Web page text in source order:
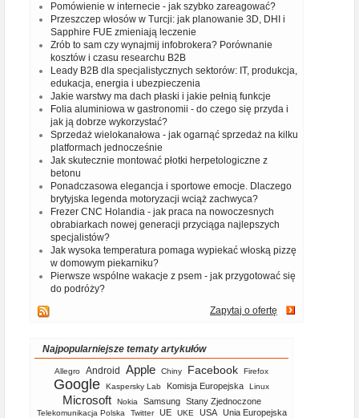
Pomówienie w internecie - jak szybko zareagować?
Przeszczep włosów w Turcji: jak planowanie 3D, DHI i
Sapphire FUE zmieniają leczenie
Zrób to sam czy wynajmij infobrokera? Porównanie
kosztów i czasu researchu B2B
Leady B2B dla specjalistycznych sektorów: IT, produkcja,
edukacja, energia i ubezpieczenia
Jakie warstwy ma dach płaski i jakie pełnią funkcje
Folia aluminiowa w gastronomii - do czego się przyda i
jak ją dobrze wykorzystać?
Sprzedaż wielokanałowa - jak ogarnąć sprzedaż na kilku
platformach jednocześnie
Jak skutecznie montować płotki herpetologiczne z
betonu
Ponadczasowa elegancja i sportowe emocje. Dlaczego
brytyjska legenda motoryzacji wciąż zachwyca?
Frezer CNC Holandia - jak praca na nowoczesnych
obrabiarkach nowej generacji przyciąga najlepszych
specjalistów?
Jak wysoka temperatura pomaga wypiekać włoską pizzę
w domowym piekarniku?
Pierwsze wspólne wakacje z psem - jak przygotować się
do podróży?
Zapytaj o ofertę
Najpopularniejsze tematy artykułów
Allegro Android Apple Chiny Facebook Firefox
Google Kaspersky Lab Komisja Europejska Linux
Microsoft Nokia Samsung Stany Zjednoczone
Telekomunikacja Polska Twitter UE UKE USA Unia Europejska